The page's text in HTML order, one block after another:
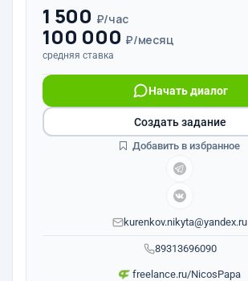
1 500 ₽/час
100 000 ₽/месяц
средняя ставка
89313696090
Начать диалог
kurenkov.nikyta@yandex.ru
freelance.ru/NicosPapa
Создать задание
Добавить в избранное